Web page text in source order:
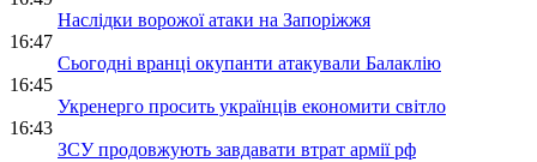
Наслідки ворожої атаки на Запоріжжя
16:47
Сьогодні вранці окупанти атакували Балаклію
16:45
Укренерго просить українців економити світло
16:43
ЗСУ продовжують завдавати втрат армії рф